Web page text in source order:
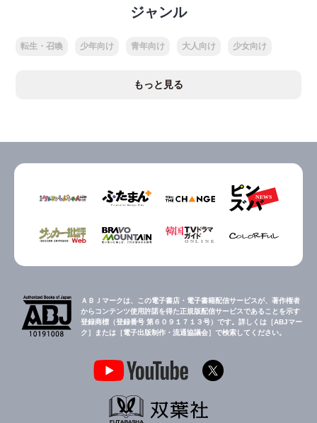
ジャンル
転生・召喚 少年向け 青年向け 大人向け 少女向け
もっと見る
ＡＢＪマークは、この電子書店・電子書籍配信サービスが、著作権者
からコンテンツ使用許諾を得た正規版配信サービスであることを示す
登録商標（登録番号 第６０９１７１３号）です。詳しくは［ABJマー
ク］または［電子出版制作・流通協議会］で検索してください。